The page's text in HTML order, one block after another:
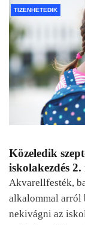
TIZENHETEDIK
Közeledik
iskolakezdés 2.
Akvarellfesték,
alkalommal arról
nekivágni az